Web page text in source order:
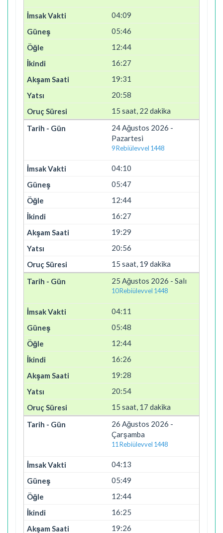
04:09
05:46
12:44
16:27
19:31
20:58
15 saat, 22 dakika
24 Ağustos 2026 -
Pazartesi
9 Rebiülevvel 1448
04:10
05:47
12:44
16:27
19:29
20:56
15 saat, 19 dakika
25 Ağustos 2026 - Salı
10 Rebiülevvel 1448
04:11
05:48
12:44
16:26
19:28
20:54
15 saat, 17 dakika
26 Ağustos 2026 -
Çarşamba
11 Rebiülevvel 1448
04:13
05:49
12:44
16:25
19:26